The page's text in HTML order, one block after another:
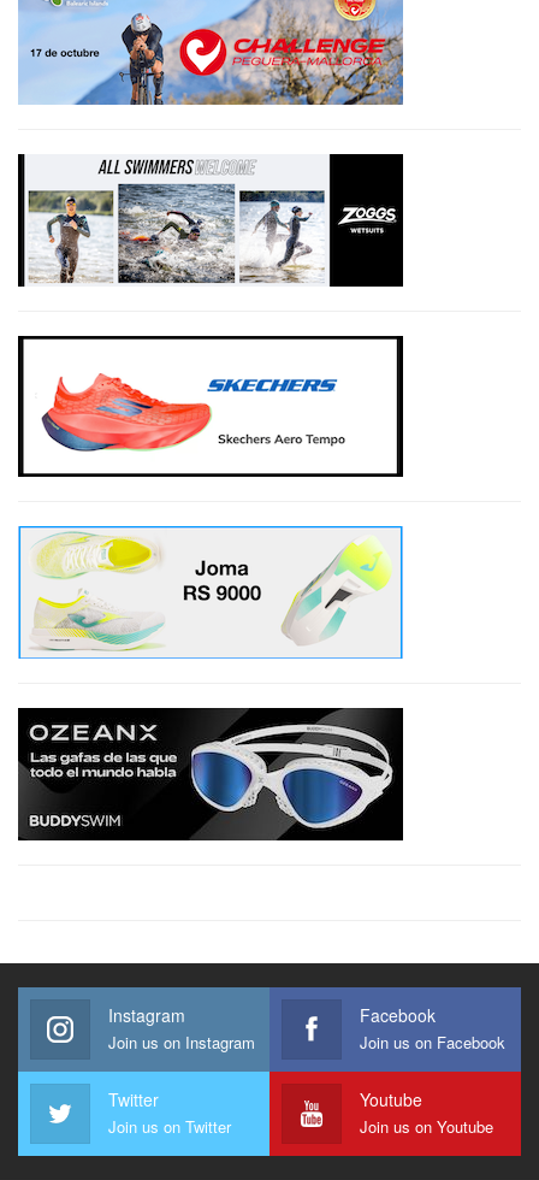
Instagram
Join us on Instagram
Facebook
Join us on Facebook
Twitter
Join us on Twitter
Youtube
Join us on Youtube